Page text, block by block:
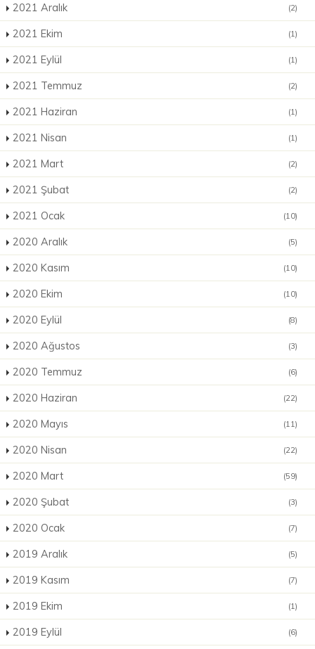
2021 Aralık (2)
2021 Ekim (1)
2021 Eylül (1)
2021 Temmuz (2)
2021 Haziran (1)
2021 Nisan (1)
2021 Mart (2)
2021 Şubat (2)
2021 Ocak (10)
2020 Aralık (5)
2020 Kasım (10)
2020 Ekim (10)
2020 Eylül (8)
2020 Ağustos (3)
2020 Temmuz (6)
2020 Haziran (22)
2020 Mayıs (11)
2020 Nisan (22)
2020 Mart (59)
2020 Şubat (3)
2020 Ocak (7)
2019 Aralık (5)
2019 Kasım (7)
2019 Ekim (1)
2019 Eylül (6)